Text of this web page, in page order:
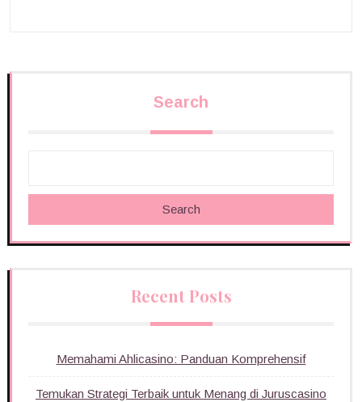
Search
Search
Recent Posts
Memahami Ahlicasino: Panduan Komprehensif
Temukan Strategi Terbaik untuk Menang di Juruscasino